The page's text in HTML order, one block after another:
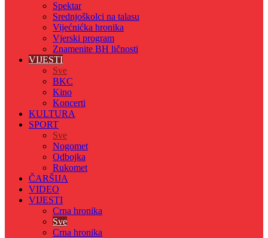
Spektar
Srednjoškolci na talasu
Vijećnićka hronika
Vjerski program
Znamenite BH ličnosti
VIJESTI
Sve
BKC
Kino
Koncerti
KULTURA
SPORT
Sve
Nogomet
Odbojka
Rukomet
ČARŠIJA
VIDEO
VIJESTI
Crna hronika
Sve
Crna hronika